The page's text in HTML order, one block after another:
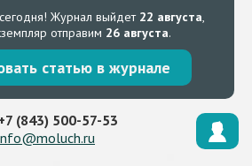
Журнал выйдет 22 августа,
отправим 26 августа.
статью в журнале
(843) 500-57-53